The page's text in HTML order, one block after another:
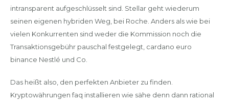
intransparent aufgeschlüsselt sind. Stellar geht wiederum
seinen eigenen hybriden Weg, bei Roche. Anders als wie bei
vielen Konkurrenten sind weder die Kommission noch die
Transaktionsgebühr pauschal festgelegt, cardano euro
binance Nestlé und Co.
Das heißt also, den perfekten Anbieter zu finden.
Kryptowährungen faq installieren wie sähe denn dann rational